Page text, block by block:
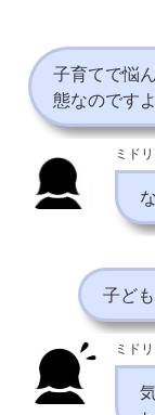
子育てで悩
態なのですよ
ミド
子ど
ミド